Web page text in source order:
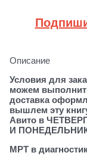
Описание
Условия для
можем
доставка
вышлем эту
Авито в
И
МРТ в